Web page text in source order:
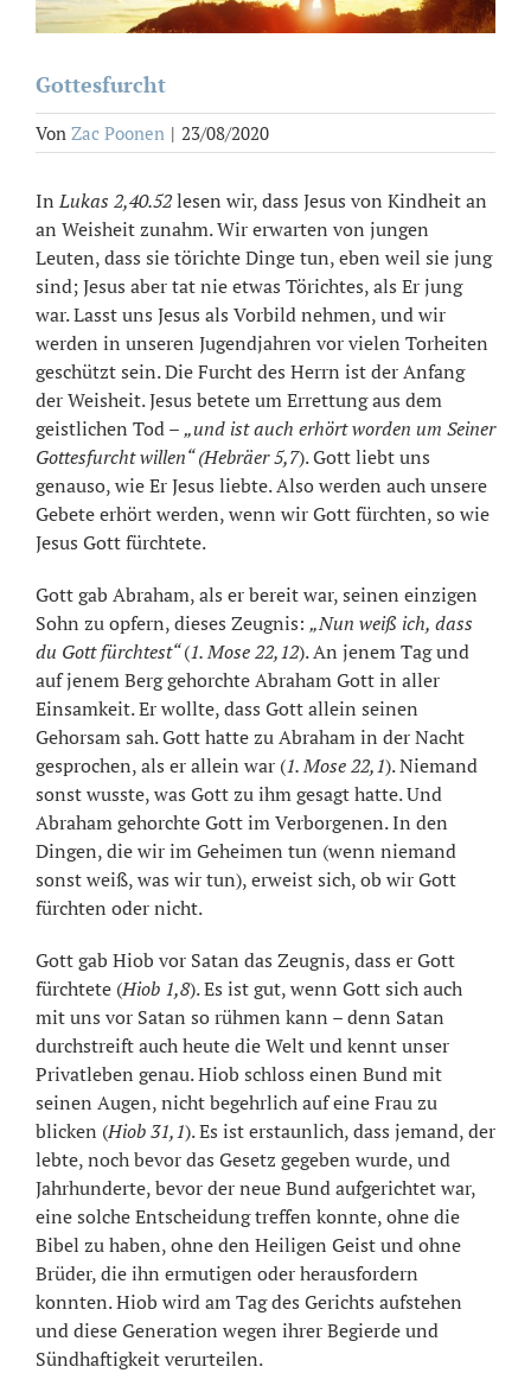
Gottesfurcht
Von Zac Poonen | 23/08/2020
InLukas 2,40.52lesen wir, dass Jesus von Kindheit an
an Weisheit zunahm. Wir erwarten von jungen
Leuten, dass sie törichte Dinge tun, eben weil sie jung
sind; Jesus aber tat nie etwas Törichtes, als Er jung
war. Lasst uns Jesus als Vorbild nehmen, und wir
werden in unseren Jugendjahren vor vielen Torheiten
geschützt sein. Die Furcht des Herrn ist der Anfang
der Weisheit. Jesus betete um Errettung aus dem
geistlichen Tod –„und ist auch erhört worden um Seiner
Gottesfurcht willen“ (Hebräer 5,7). Gott liebt uns
genauso, wie Er Jesus liebte. Also werden auch unsere
Gebete erhört werden, wenn wir Gott fürchten, so wie
Jesus Gott fürchtete.
Gott gab Abraham, als er bereit war, seinen einzigen
Sohn zu opfern, dieses Zeugnis: „Nun weiß ich, dass
du Gott fürchtest“(1. Mose 22,12). An jenem Tag und
auf jenem Berg gehorchte Abraham Gott in aller
Einsamkeit. Er wollte, dass Gott allein seinen
Gehorsam sah. Gott hatte zu Abraham in der Nacht
gesprochen, als er allein war (1. Mose 22,1). Niemand
sonst wusste, was Gott zu ihm gesagt hatte. Und
Abraham gehorchte Gott im Verborgenen. In den
Dingen, die wir im Geheimen tun (wenn niemand
sonst weiß, was wir tun), erweist sich, ob wir Gott
fürchten oder nicht.
Gott gab Hiob vor Satan das Zeugnis, dass er Gott
fürchtete (Hiob 1,8). Es ist gut, wenn Gott sich auch
mit uns vor Satan so rühmen kann – denn Satan
durchstreift auch heute die Welt und kennt unser
Privatleben genau. Hiob schloss einen Bund mit
seinen Augen, nicht begehrlich auf eine Frau zu
blicken (Hiob 31,1). Es ist erstaunlich, dass jemand, der
lebte, noch bevor das Gesetz gegeben wurde, und
Jahrhunderte, bevor der neue Bund aufgerichtet war,
eine solche Entscheidung treffen konnte, ohne die
Bibel zu haben, ohne den Heiligen Geist und ohne
Brüder, die ihn ermutigen oder herausfordern
konnten. Hiob wird am Tag des Gerichts aufstehen
und diese Generation wegen ihrer Begierde und
Sündhaftigkeit verurteilen.